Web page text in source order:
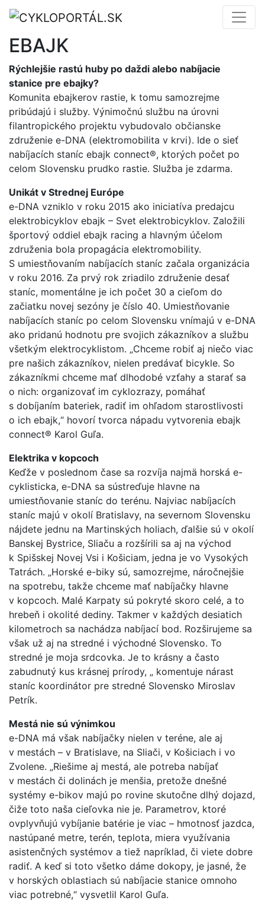
EBAJK
Rýchlejšie rastú huby po daždi alebo nabíjacie
stanice pre ebajky?
Komunita ebajkerov rastie, k tomu samozrejme
pribúdajú i služby. Výnimočnú službu na úrovni
filantropického projektu vybudovalo občianske
združenie e-DNA (elektromobilita v krvi). Ide o sieť
nabíjacích staníc ebajk connect®, ktorých počet po
celom Slovensku prudko rastie. Služba je zdarma.
Unikát v Strednej Európe
e-DNA vzniklo v roku 2015 ako iniciatíva predajcu
elektrobicyklov ebajk – Svet elektrobicyklov. Založili
športový oddiel ebajk racing a hlavným účelom
združenia bola propagácia elektromobility.
S umiestňovaním nabíjacích staníc začala organizácia
v roku 2016. Za prvý rok zriadilo združenie desať
staníc, momentálne je ich počet 30 a cieľom do
začiatku novej sezóny je číslo 40. Umiestňovanie
nabíjacích staníc po celom Slovensku vnímajú v e-DNA
ako pridanú hodnotu pre svojich zákazníkov a službu
všetkým elektrocyklistom. „Chceme robiť aj niečo viac
pre našich zákazníkov, nielen predávať bicykle. So
zákazníkmi chceme mať dlhodobé vzťahy a starať sa
o nich: organizovať im cyklozrazy, pomáhať
s dobíjaním bateriek, radiť im ohľadom starostlivosti
o ich ebajk,“ hovorí tvorca nápadu vytvorenia ebajk
connect® Karol Guľa.
Elektrika v kopcoch
Keďže v poslednom čase sa rozvíja najmä horská e-
cyklisticka, e-DNA sa sústreďuje hlavne na
umiestňovanie staníc do terénu. Najviac nabíjacích
staníc majú v okolí Bratislavy, na severnom Slovensku
nájdete jednu na Martinských holiach, ďalšie sú v okolí
Banskej Bystrice, Sliaču a rozšírili sa aj na východ
k Spišskej Novej Vsi i Košiciam, jedna je vo Vysokých
Tatrách. „Horské e-biky sú, samozrejme, náročnejšie
na spotrebu, takže chceme mať nabíjačky hlavne
v kopcoch. Malé Karpaty sú pokryté skoro celé, a to
hrebeň i okolité dediny. Takmer v každých desiatich
kilometroch sa nachádza nabíjací bod. Rozširujeme sa
však už aj na stredné i východné Slovensko. To
stredné je moja srdcovka. Je to krásny a často
zabudnutý kus krásnej prírody, „ komentuje nárast
staníc koordinátor pre stredné Slovensko Miroslav
Petrík.
Mestá nie sú výnimkou
e-DNA má však nabíjačky nielen v teréne, ale aj
v mestách – v Bratislave, na Sliači, v Košiciach i vo
Zvolene. „Riešime aj mestá, ale potreba nabíjať
v mestách či dolinách je menšia, pretože dnešné
systémy e-bikov majú po rovine skutočne dlhý dojazd,
čiže toto naša cieľovka nie je. Parametrov, ktoré
ovplyvňujú vybíjanie batérie je viac – hmotnosť jazdca,
nastúpané metre, terén, teplota, miera využívania
asistenčných systémov a tiež napríklad, či viete dobre
radiť. A keď si toto všetko dáme dokopy, je jasné, že
v horských oblastiach sú nabíjacie stanice omnoho
viac potrebné,“ vysvetlil Karol Guľa.